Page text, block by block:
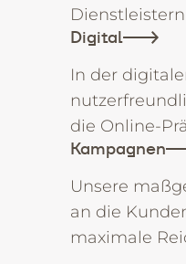
Digital
In der
die Online-
Kampagnen
Unsere
an die
maximale